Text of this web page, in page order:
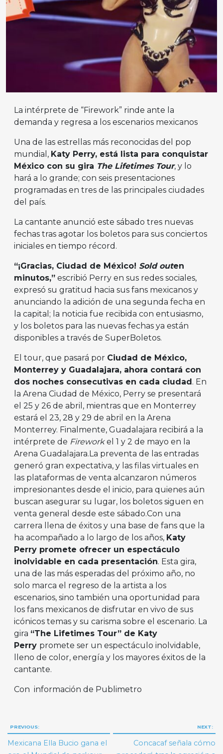
La intérprete de “Firework” rinde ante la
demanda y regresa a los escenarios mexicanos
Una de las estrellas más reconocidas del pop
mundial, Katy Perry, está lista para conquistar
México con su gira The Lifetimes Tour, y lo
hará a lo grande; con seis presentaciones
programadas en tres de las principales ciudades
del país.
La cantante anunció este sábado tres nuevas
fechas tras agotar los boletos para sus conciertos
iniciales en tiempo récord.
“¡Gracias, Ciudad de México! Sold outen
minutos,” escribió Perry en sus redes sociales,
expresó su gratitud hacia sus fans mexicanos y
anunciando la adición de una segunda fecha en
la capital; la noticia fue recibida con entusiasmo,
y los boletos para las nuevas fechas ya están
disponibles a través de SuperBoletos.
El tour, que pasará por Ciudad de México,
Monterrey y Guadalajara, ahora contará con
dos noches consecutivas en cada ciudad . En
la Arena Ciudad de México, Perry se presentará
el 25 y 26 de abril, mientras que en Monterrey
estará el 23, 28 y 29 de abril en la Arena
Monterrey. Finalmente, Guadalajara recibirá a la
intérprete de Fireworkel 1 y 2 de mayo en la
Arena Guadalajara.La preventa de las entradas
generó gran expectativa, y las filas virtuales en
las plataformas de venta alcanzaron números
impresionantes desde el inicio, para quienes aún
buscan asegurar su lugar, los boletos siguen en
venta general desde este sábado.Con una
carrera llena de éxitos y una base de fans que la
ha acompañado a lo largo de los años, Katy
Perry promete ofrecer un espectáculo
inolvidable en cada presentación. Esta gira,
una de las más esperadas del próximo año, no
solo marca el regreso de la artista a los
escenarios, sino también una oportunidad para
los fans mexicanos de disfrutar en vivo de sus
icónicos temas y su carisma sobre el escenario. La
gira “The Lifetimes Tour” de Katy
Perry promete ser un espectáculo inolvidable,
lleno de color, energía y los mayores éxitos de la
cantante.
Con información de Publimetro
Navegación
de
PREVIOUS:
Mexicana Ella Bucio gana el
NEXT:
Concacaf señala cómo